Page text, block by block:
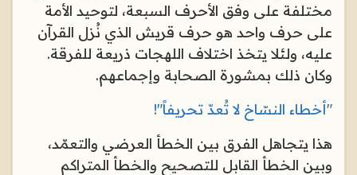
مختلفة على وفق الأحرف السبعة، لتوحيد الأمة
على حرف واحد هو حرف قريش الذي نُزل القرآن
عليه، ولئلا يتخذ اختلاف اللهجات ذريعة للفرقة.
وكان ذلك بمشورة الصحابة وإجماعهم.
"أخطاء النسّاخ لا تُعدّ تحريفاً!"
هذا يتجاهل الفرق بين الخطأ العرضي والتعمّد،
وبين الخطأ القابل للتصحيح والخطأ المتراكم